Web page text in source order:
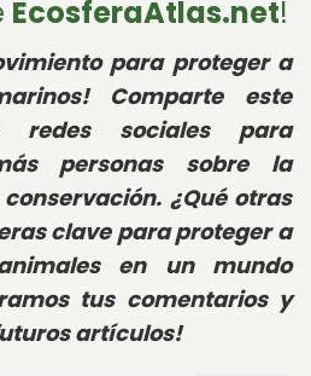
EcosferaAtlas.net!
para proteger a
Comparte este
sociales para
personas sobre la
¿Qué otras
clave para proteger a
en un mundo
tus comentarios y
artículos!